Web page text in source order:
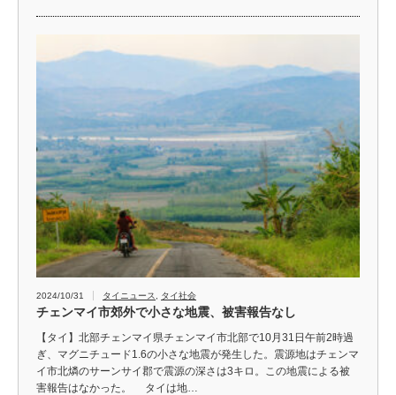
2024/10/31 タイニュース タイ社会
チェンマイ市郊外で小さな地震、被害報告なし
【タイ】北部チェンマイ県チェンマイ市北部で10月31日午前2時過
ぎ、マグニチュード1.6の小さな地震が発生した。震源地はチェンマ
イ市北燐のサーンサイ郡で震源の深さは3キロ。この地震による被
害報告はなかった。 タイは地…